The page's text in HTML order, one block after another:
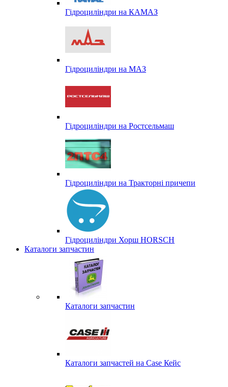
Гідроциліндри на КАМАЗ
Гідроциліндри на МАЗ
Гідроциліндри на Ростсельмаш
Гідроциліндри на Тракторні причепи
Гідроциліндри Хорш HORSCH
Каталоги запчастин
Каталоги запчастин
Каталоги запчастей на Case Кейс